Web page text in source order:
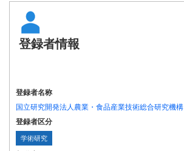
登録者情報
登録者名称
国立研究開発法人農業・食品産業技術総合研究機構
登録者区分
学術研究